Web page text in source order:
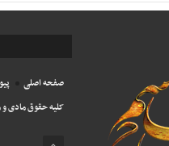
صفحه اصلی
کلیه حقوق مادی و